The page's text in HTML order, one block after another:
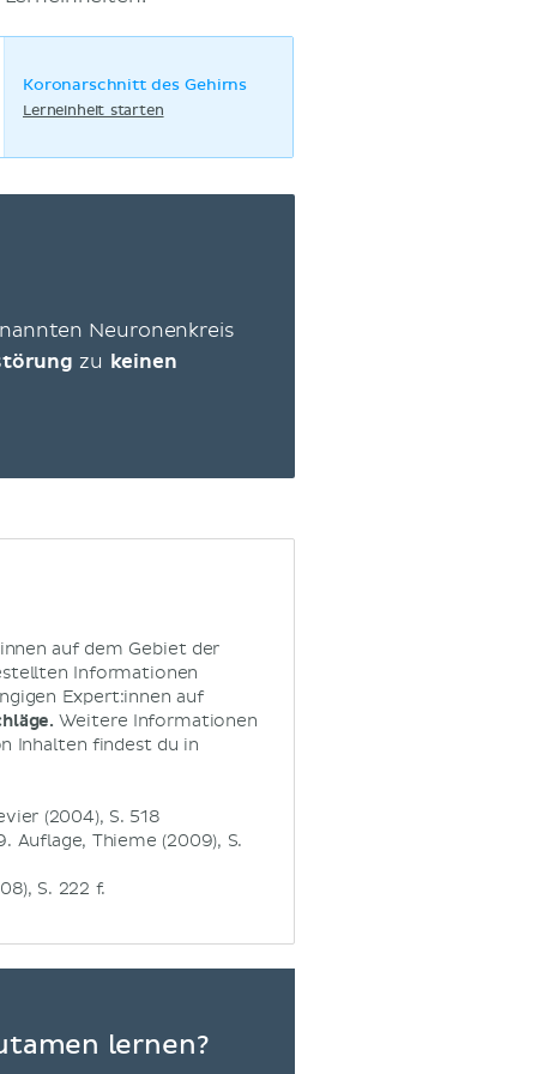
Koronarschnitt des Gehirns
Lerneinheit starten
Neuronenkreis
zu keinen
auf dem Gebiet der
Informationen
Expert:innen auf
Weitere Informationen
Inhalten findest du in
(2004), S. 518
Auflage, Thieme (2009), S.
S. 222 f.
lernen?